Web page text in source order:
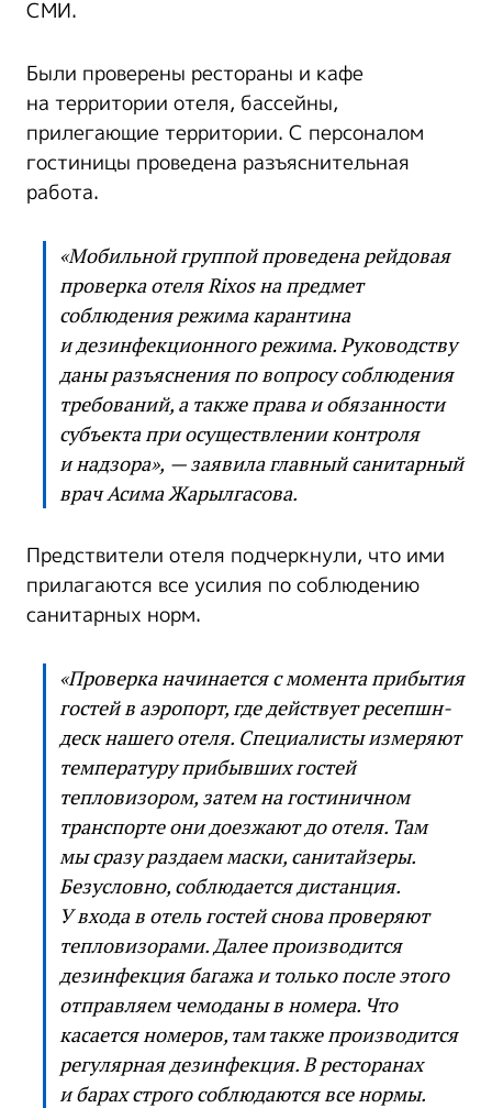
СМИ.
Были проверены рестораны и кафе
на территории отеля, бассейны,
прилегающие территории. С персоналом
гостиницы проведена разъяснительная
работа.
«Мобильной группой проведена рейдовая
проверка отеля Rixos на предмет
соблюдения режима карантина
и дезинфекционного режима. Руководству
даны разъяснения по вопросу соблюдения
требований, а также права и обязанности
субъекта при осуществлении контроля
и надзора», — заявила главный санитарный
врач Асима Жарылгасова.
Предствители отеля подчеркнули, что ими
прилагаются все усилия по соблюдению
санитарных норм.
«Проверка начинается с момента прибытия
гостей в аэропорт, где действует ресепшн-
деск нашего отеля. Специалисты измеряют
температуру прибывших гостей
тепловизором, затем на гостиничном
транспорте они доезжают до отеля. Там
мы сразу раздаем маски, санитайзеры.
Безусловно, соблюдается дистанция.
У входа в отель гостей снова проверяют
тепловизорами. Далее производится
дезинфекция багажа и только после этого
отправляем чемоданы в номера. Что
касается номеров, там также производится
регулярная дезинфекция. В ресторанах
и барах строго соблюдаются все нормы.